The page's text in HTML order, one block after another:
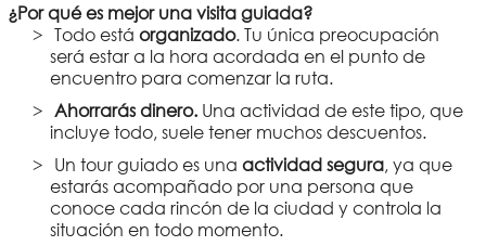
¿Por qué es mejor una visita guiada?
Todo estáorganizado. Tu única preocupación
será estar a la hora acordada en el punto de
encuentro para comenzar la ruta.
Ahorrarás dinero. Una actividad de este tipo, que
incluye todo, suele tener muchos descuentos.
Un tour guiado es unaactividad segura, ya que
estarás acompañado por una persona que
conoce cada rincón de la ciudad y controla la
situación en todo momento.